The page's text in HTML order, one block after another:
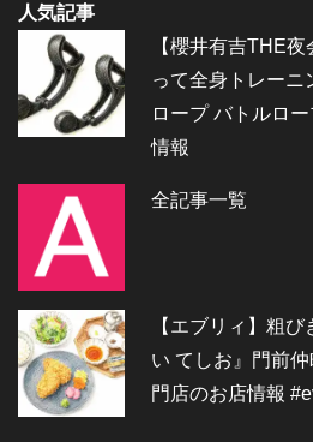
人気記事
【櫻井有吉THE
って全身トレーニ
ロープ バトルロ
情報
全記事一覧
【エブリィ】粗
い てしお』門前
門店のお店情報